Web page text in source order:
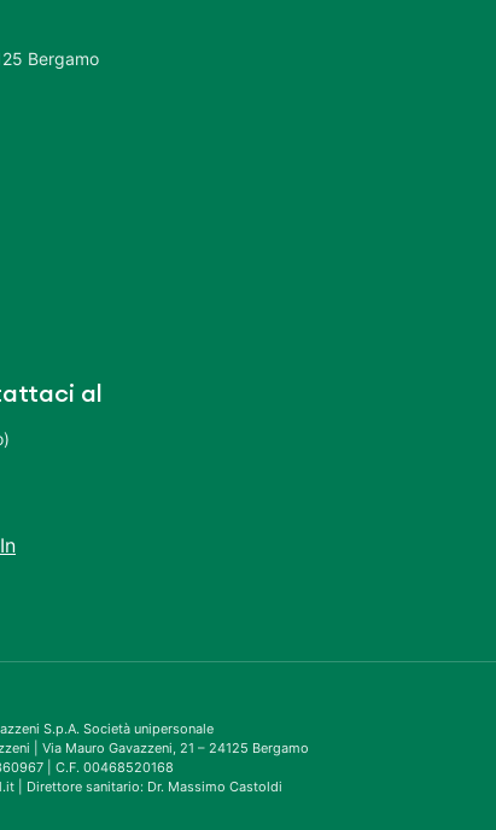
Bergamo
al
S.p.A. Società unipersonale
| Via Mauro Gavazzeni, 21 – 24125 Bergamo
| C.F. 00468520168
| Direttore sanitario: Dr. Massimo Castoldi